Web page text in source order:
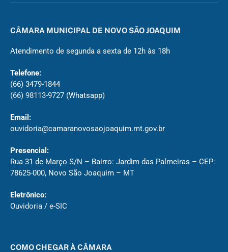
CÂMARA MUNICIPAL DE NOVO SÃO JOAQUIM
Atendimento de segunda a sexta de 12h às 18h
Telefone:
(66) 3479-1844
(66) 98113-9727 (Whatsapp)
Email:
ouvidoria@camaranovosaojoaquim.mt.gov.br
Presencial:
Rua 31 de Março S/N – Bairro: Jardim das Palmeiras – CEP:
78625-000, Novo São Joaquim – MT
Eletrônico:
Ouvidoria / e-SIC
COMO CHEGAR À CÂMARA